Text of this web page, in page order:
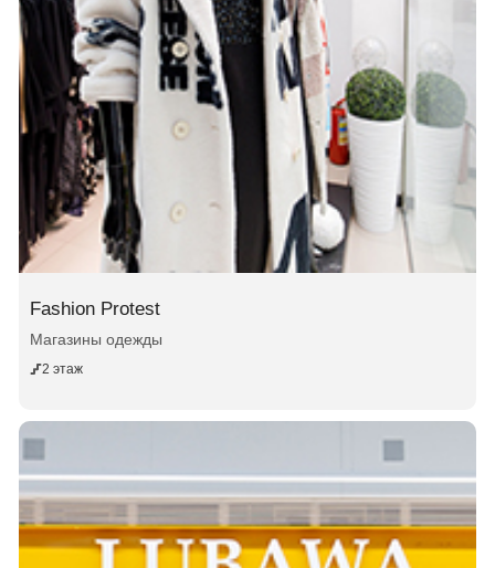
Fashion Protest
Магазины одежды
2 этаж